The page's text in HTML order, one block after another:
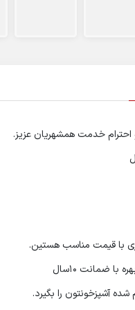
خدمت همشهریان عزیز.
با قیمت مناسب هستین.
ضمانت 10سال
آشپزخونتون را بگیرد.